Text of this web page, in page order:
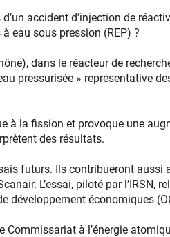
accident d’injection de
eau sous pression (REP) ?
dans le réacteur de
pressurisée » représentative
à la fission et provoque une
des résultats.
futurs. Ils contribueront aussi
L’essai, piloté par l’IRSN,
développement économiques
Commissariat à l’énergie